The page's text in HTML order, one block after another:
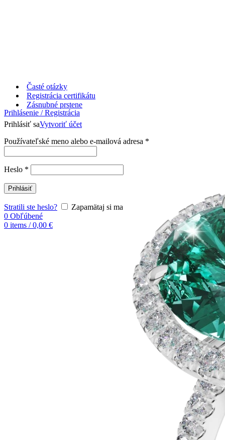
Časté otázky
Registrácia certifikátu
Prihlásenie / Registrácia
Prihlásiť saVytvoriť účet
Používateľské meno alebo e-mailová adresa *
Heslo *
Prihlásiť
Stratili ste heslo?
Zapamätaj si ma
0 Obľúbené
0 items / 0,00 €
Zásnubné prstene